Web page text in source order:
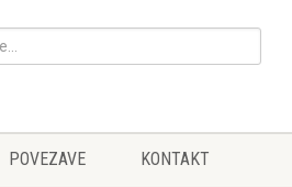
POVEZAVE KONTAKT